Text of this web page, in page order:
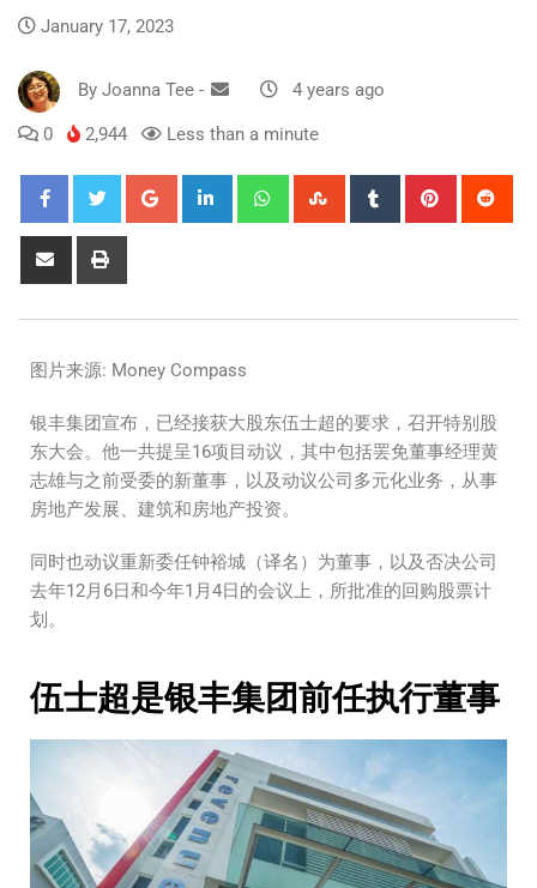
January 17, 2023
By Joanna Tee - 4 years ago
0 2,944 Less than a minute
图片来源: Money Compass
银丰集团宣布，已经接获大股东伍士超的要求，召开特别股
东大会。他一共提呈16项目动议，其中包括罢免董事经理黄
志雄与之前受委的新董事，以及动议公司多元化业务，从事
房地产发展、建筑和房地产投资。
同时也动议重新委任钟裕城（译名）为董事，以及否决公司
去年12月6日和今年1月4日的会议上，所批准的回购股票计
划。
伍士超是银丰集团前任执行董事